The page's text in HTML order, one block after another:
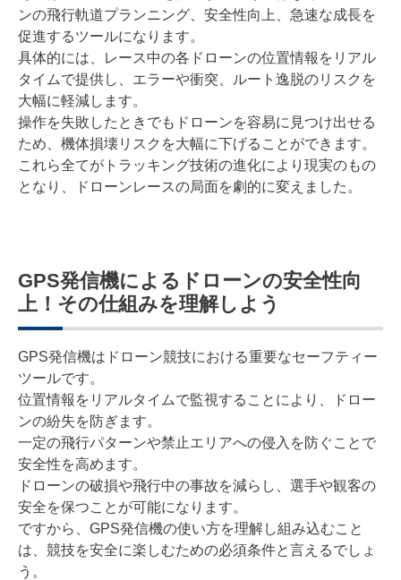
ンの飛行軌道プランニング、安全性向上、急速な成長を
促進するツールになります。
具体的には、レース中の各ドローンの位置情報をリアル
タイムで提供し、エラーや衝突、ルート逸脱のリスクを
大幅に軽減します。
操作を失敗したときでもドローンを容易に見つけ出せる
ため、機体損壊リスクを大幅に下げることができます。
これら全てがトラッキング技術の進化により現実のもの
となり、ドローンレースの局面を劇的に変えました。
GPS発信機によるドローンの安全性向
上！その仕組みを理解しよう
GPS発信機はドローン競技における重要なセーフティー
ツールです。
位置情報をリアルタイムで監視することにより、ドロー
ンの紛失を防ぎます。
一定の飛行パターンや禁止エリアへの侵入を防ぐことで
安全性を高めます。
ドローンの破損や飛行中の事故を減らし、選手や観客の
安全を保つことが可能になります。
ですから、GPS発信機の使い方を理解し組み込むこと
は、競技を安全に楽しむための必須条件と言えるでしょ
う。